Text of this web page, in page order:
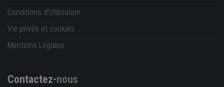
Conditions d'Utilisation
Vie privée et cookies
Mentions Légales
Contactez-nous